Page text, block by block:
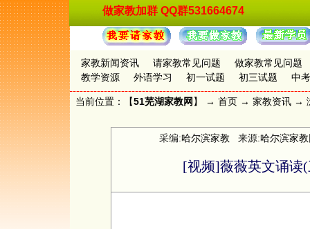
做家教加群 QQ群531664674
家教新闻资讯 请家教常见问题
做家教常见问题
教学资源
外语学习 初一试题 初三试题 中
当前位置：【51芜湖家教网 】 → 首页 → 家教资讯 →
采编:哈尔滨家教 来源:哈尔滨家
[视频]薇薇英文诵读